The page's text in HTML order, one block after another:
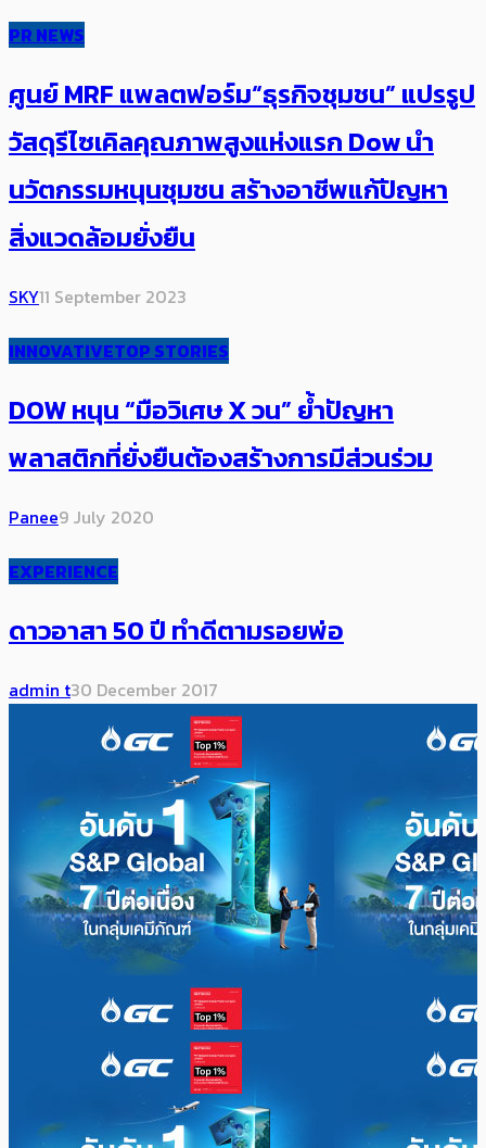
PR NEWS
ศูนย์ MRF แพลตฟอร์ม“ธุรกิจชุมชน” แปรรูป
วัสดุรีไซเคิลคุณภาพสูงแห่งแรก Dow นำ
นวัตกรรมหนุนชุมชน สร้างอาชีพแก้ปัญหา
สิ่งแวดล้อมยั่งยืน
SKY11 September 2023
INNOVATIVETOP STORIES
DOW หนุน “มือวิเศษ X วน” ย้ำปัญหา
พลาสติกที่ยั่งยืนต้องสร้างการมีส่วนร่วม
Panee9 July 2020
EXPERIENCE
ดาวอาสา 50 ปี ทำดีตามรอยพ่อ
admin t30 December 2017